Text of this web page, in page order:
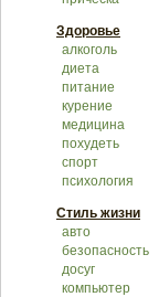
Здоровье
алкоголь
диета
питание
курение
медицина
похудеть
спорт
психология
Стиль жизни
авто
безопасность
досуг
компьютер